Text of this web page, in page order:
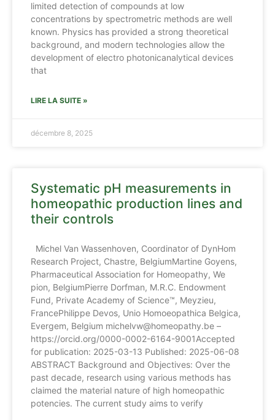
limited detection of compounds at low
concentrations by spectrometric methods are well
known. Physics has provided a strong theoretical
background, and modern technologies allow the
development of electro photonicanalytical devices
that
LIRE LA SUITE »
décembre 8, 2025
Systematic pH measurements in
homeopathic production lines and
their controls
Michel Van Wassenhoven, Coordinator of DynHom
Research Project, Chastre, BelgiumMartine Goyens,
Pharmaceutical Association for Homeopathy, We
pion, BelgiumPierre Dorfman, M.R.C. Endowment
Fund, Private Academy of Science™, Meyzieu,
FrancePhilippe Devos, Unio Homoeopathica Belgica,
Evergem, Belgium michelvw@homeopathy.be –
https://orcid.org/0000-0002-6164-9001Accepted
for publication: 2025-03-13 Published: 2025-06-08
ABSTRACT Background and Objectives: Over the
past decade, research using various methods has
claimed the material nature of high homeopathic
potencies. The current study aims to verify